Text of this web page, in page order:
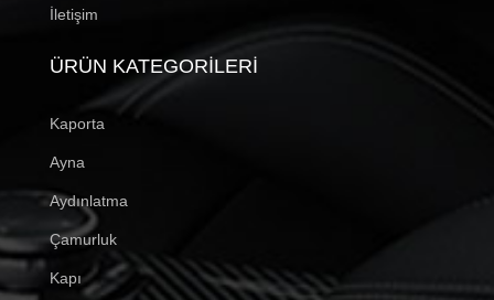
İletişim
ÜRÜN KATEGORILERI
Kaporta
Ayna
Aydınlatma
Çamurluk
Kapı